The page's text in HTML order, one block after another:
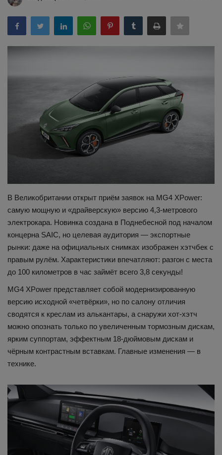
Здоровье
В Великобритании открыт приём заявок на MG4 XPower:
самую мощную и «драйверскую» версию 4,3-метрового
электрокара. Новинка создана в Поднебесной под началом
концерна SAIC, но целевая аудитория — экспортные
рынки: даже на официальных снимках изображен хэтчбек с
правым рулём. Характеристики впечатляют: разгон с места
до 100 километров в час займёт всего 3,8 секунды!
MG4 XPower представляет собой модернизированную
версию исходной «четвёрки», но по салону отличия
сводятся к креслам из алькантары, а снаружи хот-хэтч
можно опознать только по увеличенным тормозным дискам,
ярким суппортам, эффектным 18-дюймовым дискам и
чёрным контрастным вставкам. Главные изменения — в
технике.